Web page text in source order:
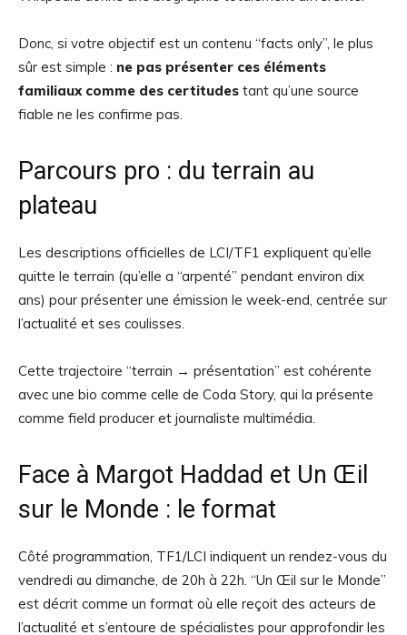
Donc, si votre objectif est un contenu “facts only”, le plus
sûr est simple : ne pas présenter ces éléments
familiaux comme des certitudes tant qu’une source
fiable ne les confirme pas.
Parcours pro : du terrain au
plateau
Les descriptions officielles de LCI/TF1 expliquent qu’elle
quitte le terrain (qu’elle a “arpenté” pendant environ dix
ans) pour présenter une émission le week-end, centrée sur
l’actualité et ses coulisses.
Cette trajectoire “terrain → présentation” est cohérente
avec une bio comme celle de Coda Story, qui la présente
comme field producer et journaliste multimédia.
Face à Margot Haddad et Un Œil
sur le Monde : le format
Côté programmation, TF1/LCI indiquent un rendez-vous du
vendredi au dimanche, de 20h à 22h. “Un Œil sur le Monde”
est décrit comme un format où elle reçoit des acteurs de
l’actualité et s’entoure de spécialistes pour approfondir les